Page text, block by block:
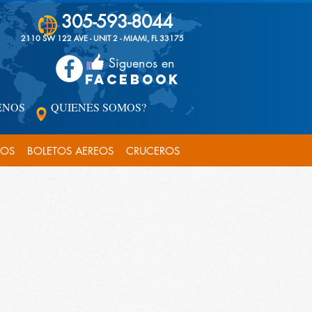
305-593-8044
2110 SW 122 AVE - UNIT 2 - MIAMI, FL 33175
QUIENES SOMOS?
Siguenos en
FACEBOOK
BOLETOS AEREOS CRUCEROS